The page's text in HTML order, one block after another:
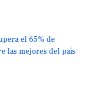
el 65% de
las mejores del país